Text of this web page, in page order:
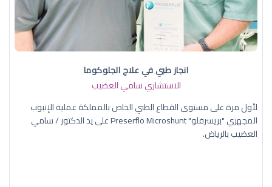
انجاز طبي في علاج الجلوكوما
الاستشاري سامي العضيب
لأول مرة على مستوى القطاع الطبي الخاص بالمملكة عملية الإنبوب
المجهري "بريسرفلو" Preserflo Microshunt على يد الدكتور / سامي
العضيب بالرياض.